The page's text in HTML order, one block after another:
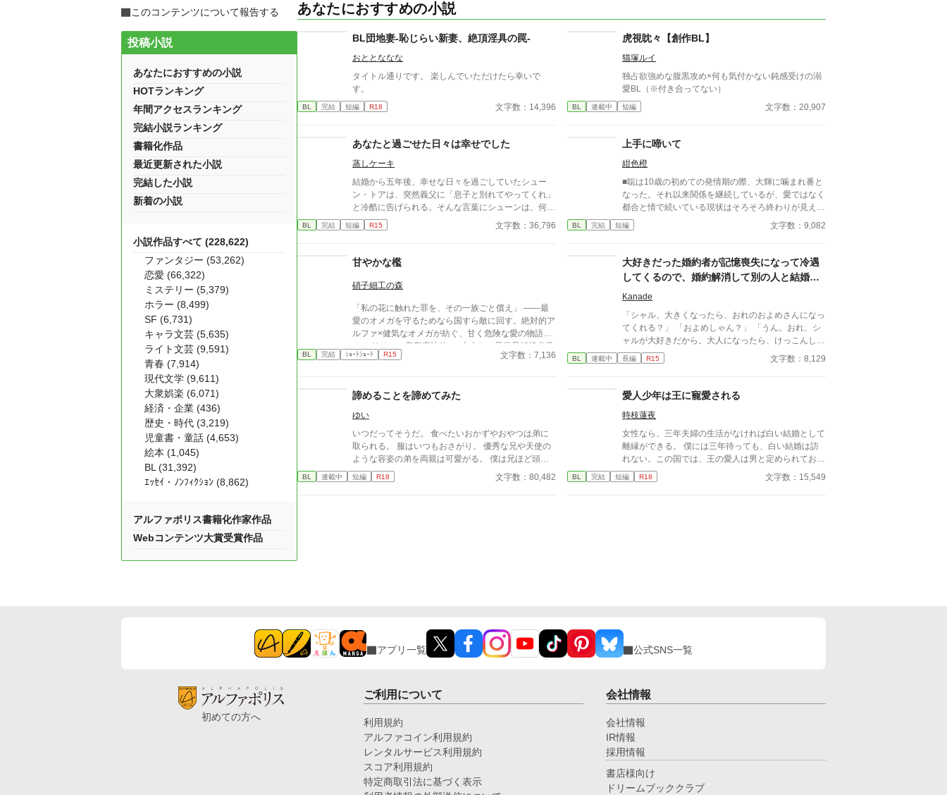
あなたにおすすめの小説
BL団地妻-恥じらい新妻、絶頂淫具の罠-
おととななな
タイトル通りです。 楽しんでいただけたら幸いで
す。
BL 完結 短編 R18 文字数：14,396
虎視眈々【創作BL】
猫塚ルイ
独占欲強めな腹黒攻め×何も気付かない鈍感受けの溺
愛BL（※付き合ってない）
BL 連載中 短編 文字数：20,907
あなたと過ごせた日々は幸せでした
蒸しケーキ
結婚から五年後、幸せな日々を過ごしていたシュー
ン・トアは、突然義父に「息子と別れてやってくれ」
と冷酷に告げられる。そんな言葉にシューンは、何一
つ言い返せず、飲み込むしかなかった。そして、夫で
あるアインス・キールに離婚を切り出すが、アインス
BL 完結 短編 R15 文字数：36,796
上手に啼いて
紺色橙
■聡は10歳の初めての発情期の際、大輝に噛まれ番と
なった。それ以来関係を継続しているが、愛ではなく
都合と情で続いている現状はそろそろ終わりが見えて
いた。 ■注意*独自オメガバース設定。■『それは愛か
本能か』と同じ世界設定です。関係は一切なし。
BL 完結 短編 文字数：9,082
甘やかな檻
硝子細工の森
「私の花に触れた罪を、その一族ごと償え」 ――最
愛のオメガを守るためなら国すら敵に回す。絶対的ア
ルファ×健気なオメガが紡ぐ、甘く危険な愛の物語。
オメガバース 美形魔法使い×大人しい異世界転移者元
司書 魔法世界×獣人世界
BL 完結 ｼｮｰﾄｼｮｰﾄ R15 文字数：7,136
大好きだった婚約者が記憶喪失になって冷遇
してくるので、婚約解消して別の人と結婚し
ます
Kanade
「シャル、大きくなったら、おれのおよめさんになっ
てくれる？」 「およめしゃん？」 「うん。おれ、シ
ャルが大好きだから。大人になったら、けっこんして
ください」 「うん！ シャルもリュシーしゃま、だ
いしゅき！ およめしゃん、なる！」 ✩ ✩ ✩
は、シャーロットが十二歳、リュシオンが十七歳のと
き。 それから三年。リュシオンが事故により記憶
喪失になったことで、全てが狂っていく――。 ―
―――――――――― ✻男しかいない、αとΩしかい
ない世界観なので、女性やβといった概念は出てきま
せん。 ✻独自設定の異世界オメガバースです。 ✻4話
す。執筆しながらの更新、遅筆なのでゆっくりペース
BL 連載中 長編 R15 文字数：8,129
諦めることを諦めてみた
ゆい
いつだってそうだ。 食べたいおかずやおやつは弟に
取られる。 服はいつもおさがり。 優秀な兄や天使の
ような容姿の弟を両親は可愛がる。 僕は兄ほど頭は
良くないし、弟より可愛くない。 何をやらせてもミ
ソッカスな僕。 だから、何もかもを諦めた。 またし
BL 連載中 短編 R18 文字数：80,482
愛人少年は王に寵愛される
時枝蓮夜
女性なら、三年夫婦の生活がなければ白い結婚として
離縁ができる。 僕には三年待っても、白い結婚は訪
れない。この国では、王の愛人は男と定められてお
り、白い結婚であっても離婚は認められていないため
だ。 初めから要らぬ子供を増やさないために、男を
BL 完結 短編 R18 文字数：15,549
このコンテンツについて報告する
投稿小説
あなたにおすすめの小説
HOTランキング
年間アクセスランキング
完結小説ランキング
書籍化作品
最近更新された小説
完結した小説
新着の小説
小説作品すべて (228,622)
ファンタジー (53,262)
恋愛 (66,322)
ミステリー (5,379)
ホラー (8,499)
SF (6,731)
キャラ文芸 (5,635)
ライト文芸 (9,591)
青春 (7,914)
現代文学 (9,611)
大衆娯楽 (6,071)
経済・企業 (436)
歴史・時代 (3,219)
児童書・童話 (4,653)
絵本 (1,045)
BL (31,392)
ｴｯｾｲ・ﾉﾝﾌｨｸｼｮﾝ (8,862)
アルファポリス書籍化作家作品
Webコンテンツ大賞受賞作品
アプリ一覧 公式SNS一覧
初めての方へ
ご利用について
利用規約
アルファコイン利用規約
レンタルサービス利用規約
スコア利用規約
特定商取引法に基づく表示
会社情報
会社情報
IR情報
採用情報
書店様向け
ドリームブッククラブ